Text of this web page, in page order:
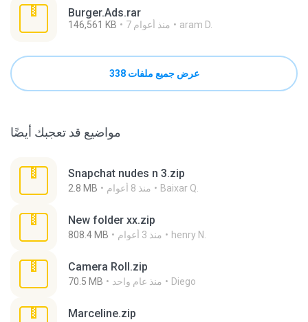
Burger.Ads.rar
146,561 KB 7 منذ أعوام aram D.
عرض جميع ملفات 338
مواضيع قد تعجبك أيضًا
Snapchat nudes n 3.zip
2.8 MB منذ 8 أعوام Baixar Q.
New folder xx.zip
808.4 MB منذ 3 أعوام henry N.
Camera Roll.zip
70.5 MB منذ عام واحد Diego
Marceline.zip